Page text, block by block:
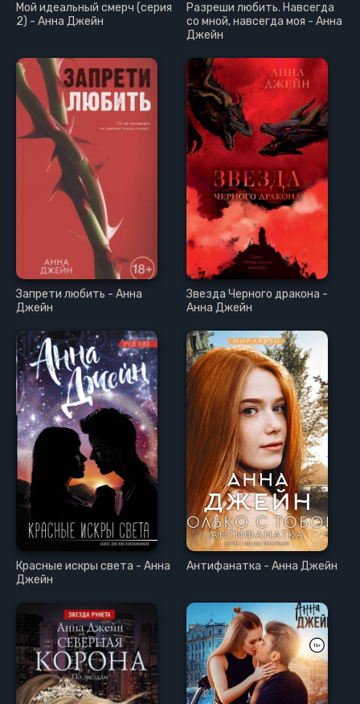
Мой идеальный смерч (серия
2) - Анна Джейн
Разреши любить. Навсегда
со мной, навсегда моя - Анна
Джейн
Запрети любить - Анна
Джейн
Звезда Черного дракона -
Анна Джейн
Красные искры света - Анна
Джейн
Антифанатка - Анна Джейн